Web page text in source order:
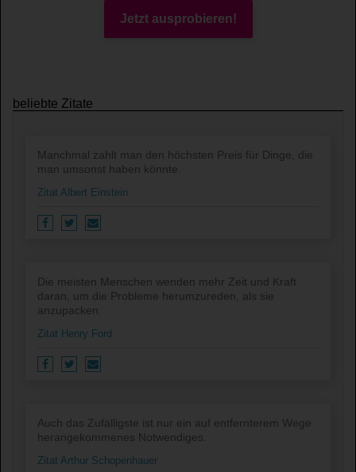
Jetzt ausprobieren!
beliebte Zitate
Manchmal zahlt man den höchsten Preis für Dinge, die
man umsonst haben könnte.
Zitat Albert Einstein
Die meisten Menschen wenden mehr Zeit und Kraft
daran, um die Probleme herumzureden, als sie
anzupacken.
Zitat Henry Ford
Auch das Zufälligste ist nur ein auf entfernterem Wege
herangekommenes Notwendiges.
Zitat Arthur Schopenhauer